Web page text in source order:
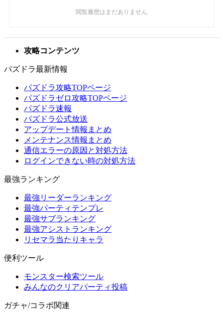
攻略コンテンツ
パズドラ最新情報
パズドラ攻略TOPページ
パズドラゼロ攻略TOPページ
パズドラ速報
パズドラ公式放送
アップデート情報まとめ
メンテナンス情報まとめ
通信エラーの原因と対処方法
ログインできない時の対処方法
最強ランキング
最強リーダーランキング
最強パーティテンプレ
最強サブランキング
最強アシストランキング
リセマラ当たりキャラ
便利ツール
モンスター検索ツール
みんなのクリアパーティ投稿
ガチャ/コラボ関連